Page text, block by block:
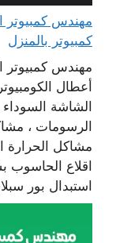
كمبيوتر بالمنزل
مهندس كمبيوتر
أعطال
الشاشة
الرسومات ،
مشاكل الحرارة
اقلاع الحاسوب
استبدال بور